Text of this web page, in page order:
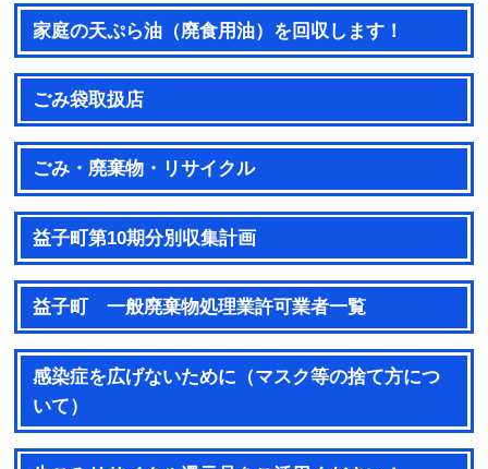
家庭の天ぷら油（廃食用油）を回収します！
ごみ袋取扱店
ごみ・廃棄物・リサイクル
益子町第10期分別収集計画
益子町 一般廃棄物処理業許可業者一覧
感染症を広げないために（マスク等の捨て方につ
いて）